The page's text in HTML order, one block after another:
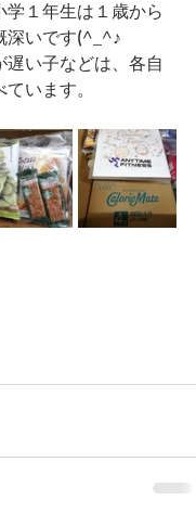
学１年生は１歳から
深いです(^_^♪
い子などは、各自
います。